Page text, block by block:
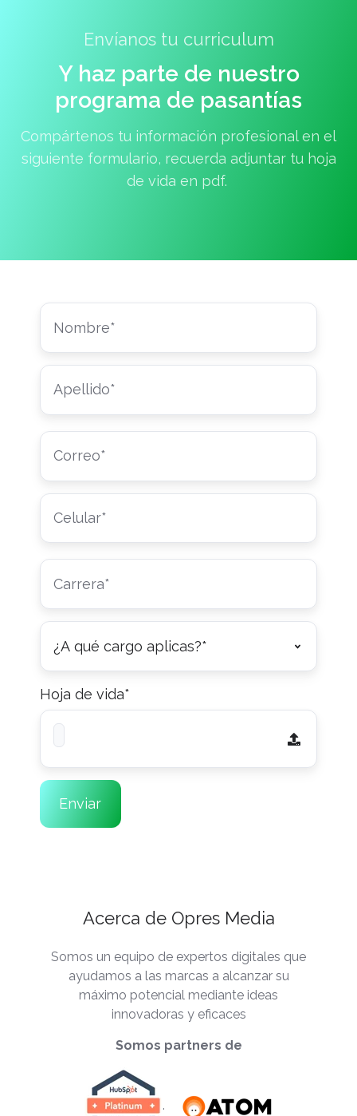
Envíanos tu curriculum
Y haz parte de nuestro
programa de pasantías
Compártenos tu información profesional en el
siguiente formulario, recuerda adjuntar tu hoja
de vida en pdf.
Hoja de vida*
Acerca de Opres Media
Somos un equipo de expertos digitales que
ayudamos a las marcas a alcanzar su
máximo potencial mediante ideas
innovadoras y eficaces
Somos partners de
.